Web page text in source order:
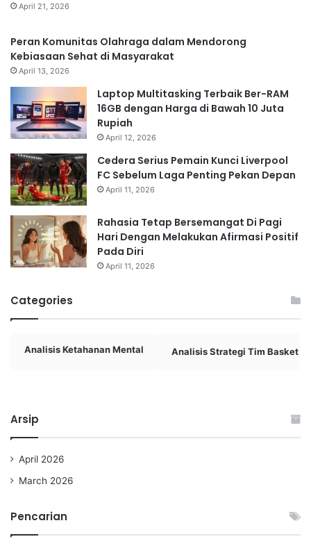
April 21, 2026
Peran Komunitas Olahraga dalam Mendorong
Kebiasaan Sehat di Masyarakat
April 13, 2026
Laptop Multitasking Terbaik Ber-RAM
16GB dengan Harga di Bawah 10 Juta
Rupiah
April 12, 2026
Cedera Serius Pemain Kunci Liverpool
FC Sebelum Laga Penting Pekan Depan
April 11, 2026
Rahasia Tetap Bersemangat Di Pagi
Hari Dengan Melakukan Afirmasi Positif
Pada Diri
April 11, 2026
Categories
Analisis Ketahanan Mental Analisis Strategi Tim Basket
Arsip
April 2026
March 2026
Pencarian